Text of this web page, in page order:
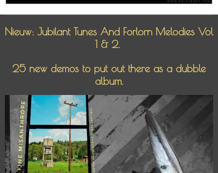
Nieuw: Jubilant Tunes And Forlorn Melodies Vol
1 & 2.
25 new demos to put out there as a dubble
album.